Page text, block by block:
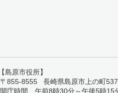
【島原市役所】
〒855-8555 長崎県島原市上の町
開庁時間 午前8時30分～午後5時15